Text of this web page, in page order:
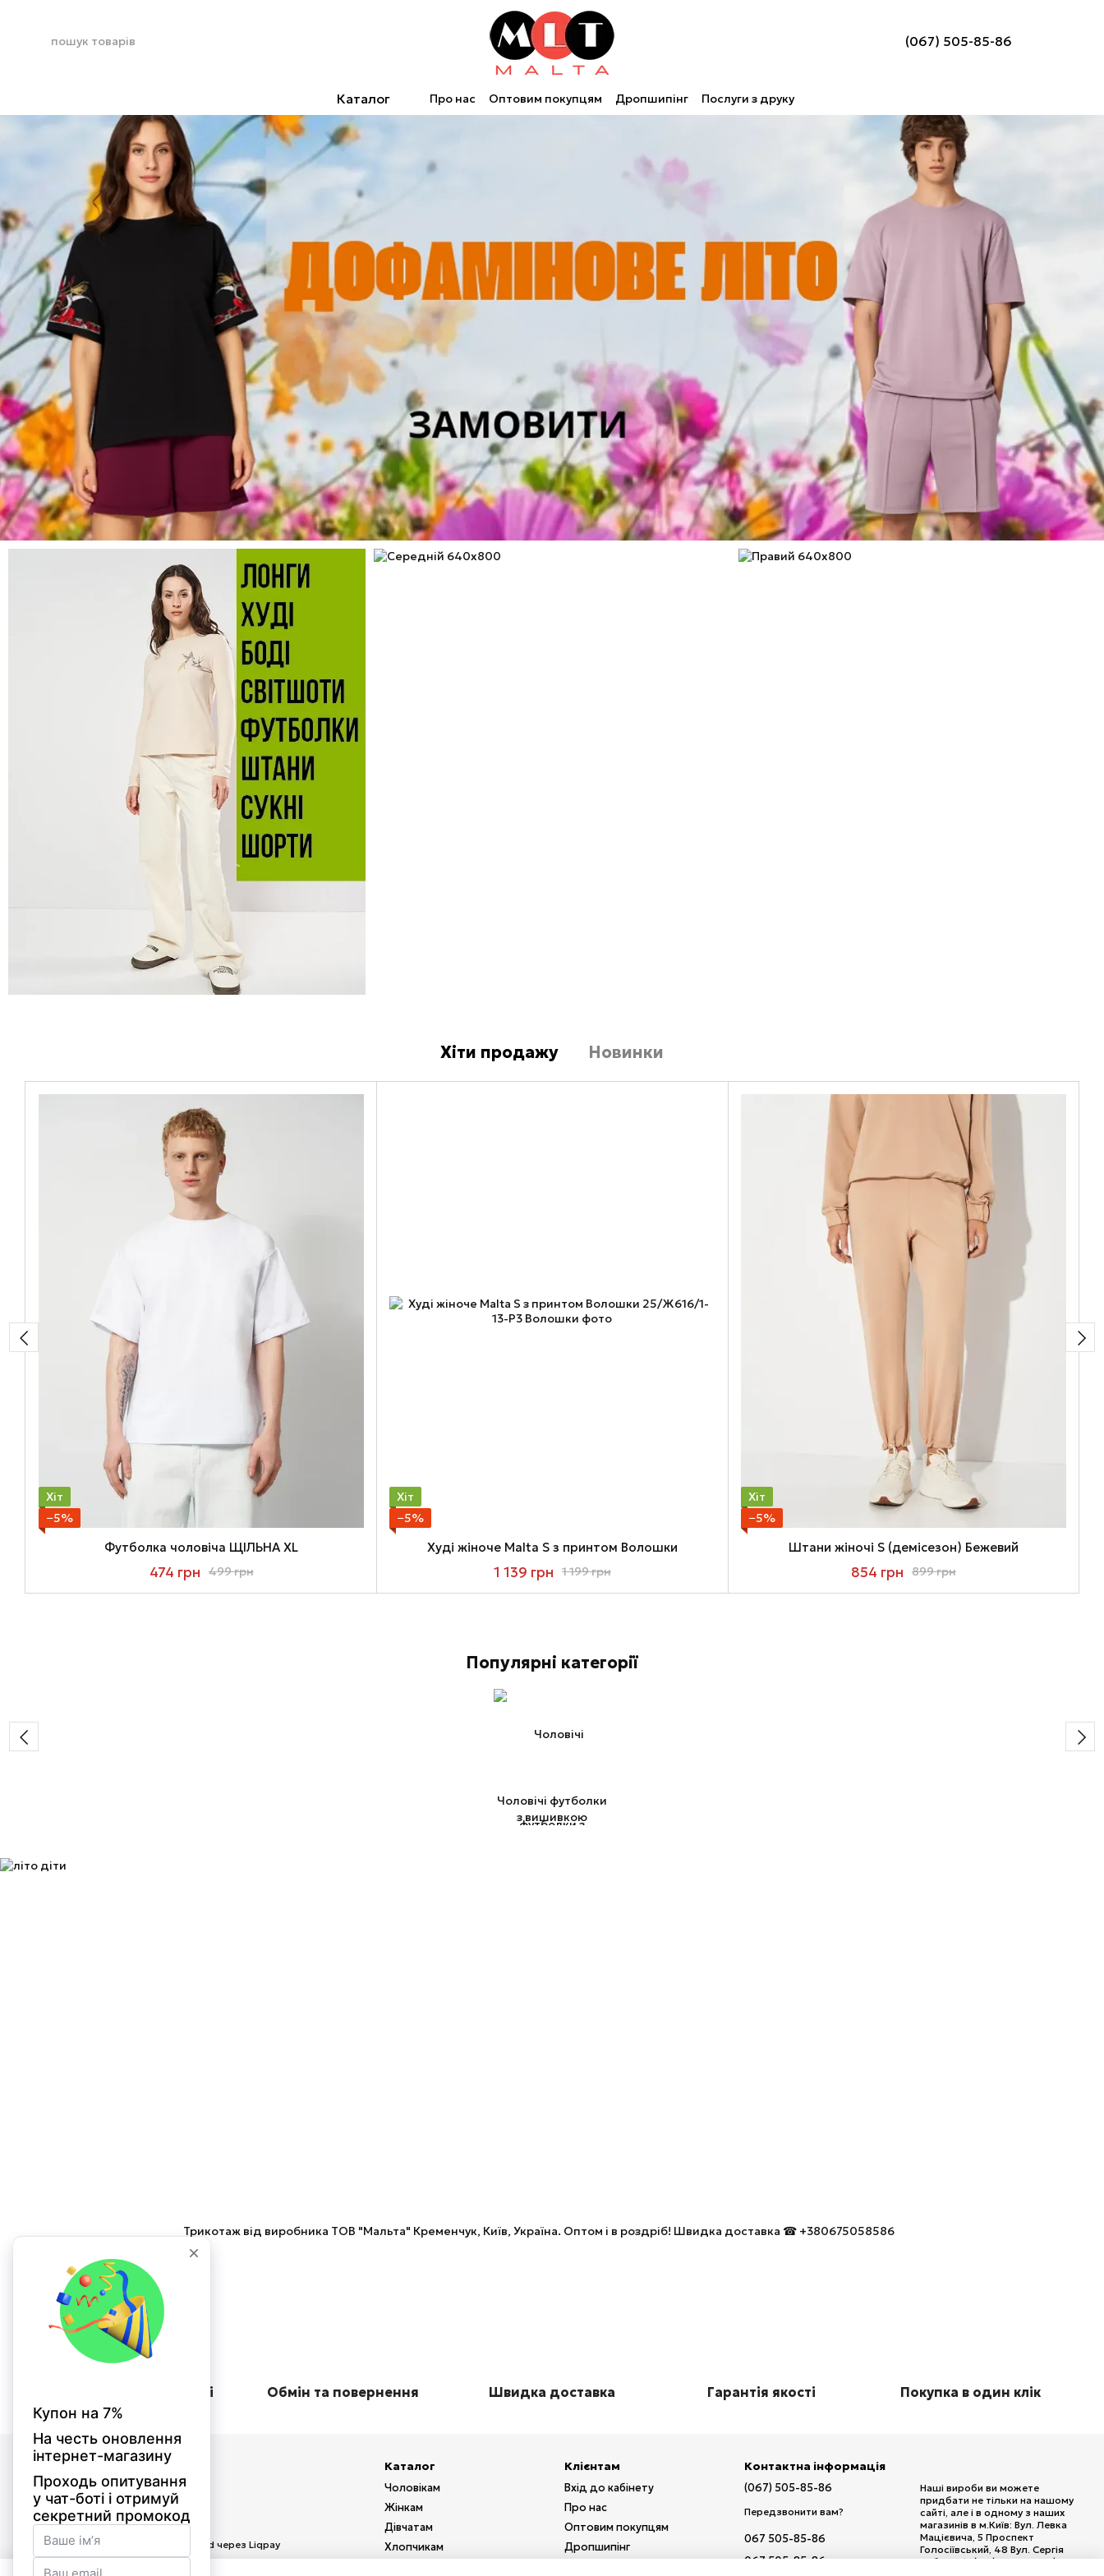
(067) 505-85-86
Каталог Про нас Оптовим покупцям Дропшипінг Послуги з друку
Хіти продажу Новинки
Хіт
−5%
Футболка чоловіча ЩІЛЬНА XL
499 грн
474 грн
Хіт
−5%
Худі жіноче Malta S з принтом Волошки
1 199 грн
1 139 грн
Хіт
−5%
Штани жіночі S (демісезон) Бежевий
899 грн
854 грн
Популярні категорії
Чоловічі футболки
з вишивкою
Трикотаж від виробника ТОВ "Мальта" Кременчук, Київ, Україна. Оптом і в роздріб! Швидка доставка ☎ +380675058586
Оплата при отриманні Обмін та повернення Швидка доставка Гарантія якості Покупка в один клік
© 2026
Приймаємо до оплати
Каталог
Чоловікам
Жінкам
Дівчатам
Хлопчикам
Клієнтам
Вхід до кабінету
Про нас
Оптовим покупцям
Дропшипінг
Контактна інформація
(067) 505-85-86
Передзвонити вам?
067 505-85-86
067 505-85-86
Наші вироби ви можете
придбати не тільки на нашому
сайті, але і в одному з наших
магазинів в м.Київ: Вул. Левка
Мацієвича, 5 Проспект
Голосіївський, 48 Вул. Сергія
Набоки, 15/20 (м. Дарниця) Вул.